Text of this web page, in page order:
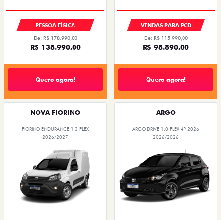
PESSOA FÍSICA
De: R$ 178.990,00
R$ 138.990,00
Quero agora!
VENDAS PARA PCD
De: R$ 115.990,00
R$ 98.890,00
Quero agora!
NOVA FIORINO
FIORINO ENDURANCE 1.3 FLEX
2026/2027
ARGO
ARGO DRIVE 1.0 FLEX 4P 2026
2026/2026